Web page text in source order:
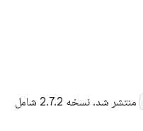
منتشر شد. نسخه 2.7.2 شامل